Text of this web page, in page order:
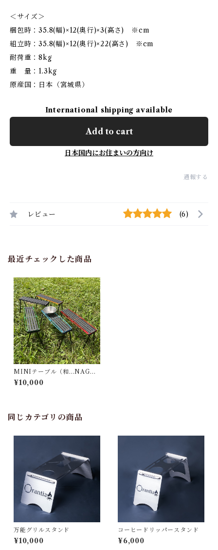
＜サイズ＞
梱包時：35.8(幅)×12(奥行)×3(高さ) ※cm
組立時：35.8(幅)×12(奥行)×22(高さ) ※cm
耐荷重：8kg
重 量：1.3kg
原産国：日本（宮城県）
International shipping available
Add to cart
日本国内にお住まいの方向け
通報する
レビュー (6)
最近チェックした商品
MINIテーブル（和...NAGO
MI）
¥10,000
同じカテゴリの商品
万能グリルスタンド
¥10,000
コーヒードリッパースタンド
¥6,000